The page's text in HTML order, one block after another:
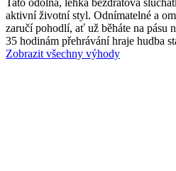
aktivní životní styl. Odnímatelné a
zaručí pohodlí, ať už běháte na pásu
35 hodinám přehrávání hraje hudba
Zobrazit všechny výhody